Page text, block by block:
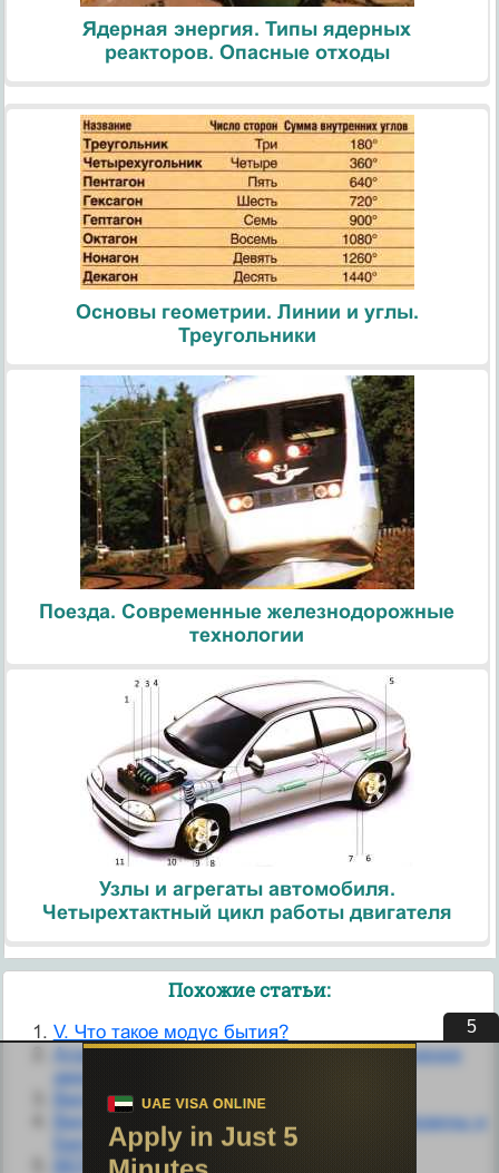
Ядерная энергия. Типы ядерных
реакторов. Опасные отходы
Основы геометрии. Линии и углы.
Треугольники
Поезда. Современные железнодорожные
технологии
Узлы и агрегаты автомобиля.
Четырехтактный цикл работы двигателя
Похожие статьи:
V. Что такое модус бытия?
Агрессия направлена не только на устранение
аверсивного события
Великое доказательство Ансельма
Великое княжество Литовское. Начало Украины и
Белоруссии.
ВЕЛИКОЕ ОЛЕДЕНЕНИЕ
4